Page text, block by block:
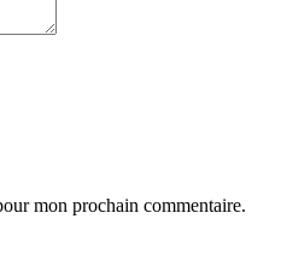
mon prochain commentaire.